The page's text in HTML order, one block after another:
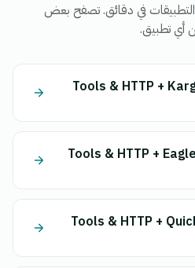
في دقائق. تصفح بعض
أي تطبيق.
Tools & HTTP +
Tools & HTTP +
Tools & HTTP +